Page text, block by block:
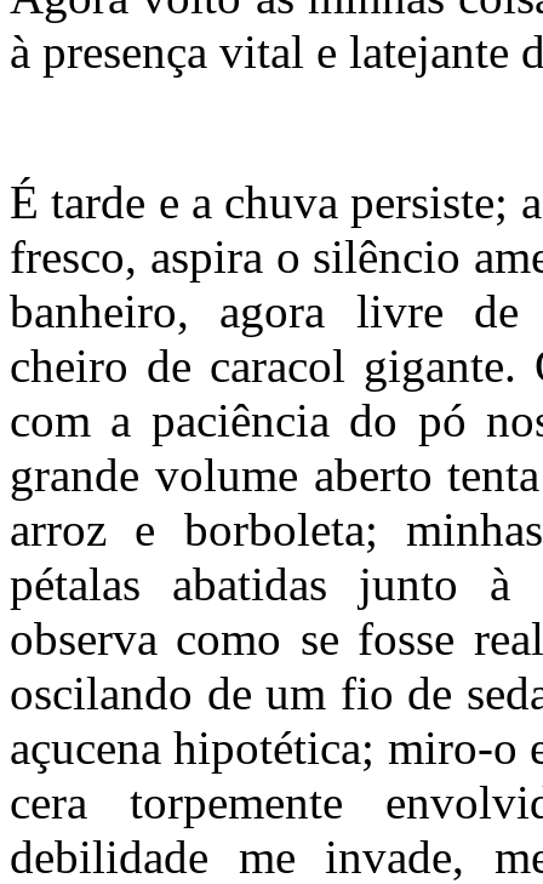
à presença vital e latejante
É tarde e a chuva persiste;
fresco, aspira o silêncio
banheiro, agora livre
cheiro de caracol gigante.
com a paciência do pó
grande volume aberto
arroz e borboleta;
pétalas abatidas junto à
observa como se fosse
oscilando de um fio de
açucena hipotética; miro-o
cera torpemente
debilidade me invade,